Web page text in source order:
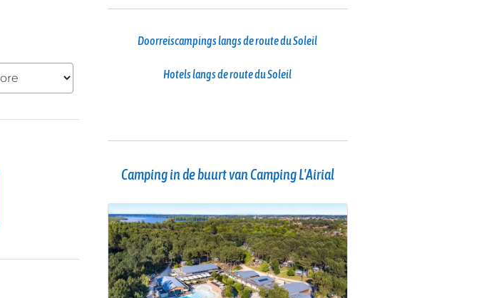
Doorreiscampings langs de route du Soleil
Hotels langs de route du Soleil
Camping in de buurt van Camping L'Airial